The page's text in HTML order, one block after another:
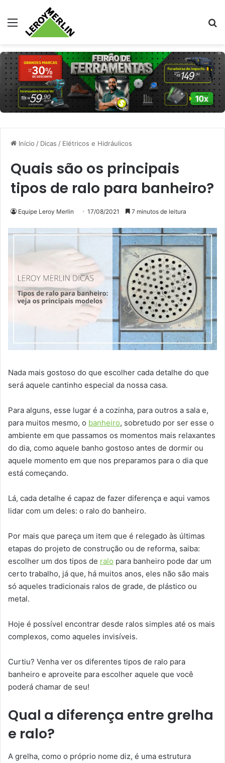
Menu
Início / Dicas / Elétricos e Hidráulicos
Quais são os principais
tipos de ralo para banheiro?
Equipe Leroy Merlin 17/08/2021 7 minutos de leitura
Nada mais gostoso do que escolher cada detalhe do que
será aquele cantinho especial da nossa casa.
Para alguns, esse lugar é a cozinha, para outros a sala e,
para muitos mesmo, o banheiro, sobretudo por ser esse o
ambiente em que passamos os momentos mais relaxantes
do dia, como aquele banho gostoso antes de dormir ou
aquele momento em que nos preparamos para o dia que
está começando.
Lá, cada detalhe é capaz de fazer diferença e aqui vamos
lidar com um deles: o ralo do banheiro.
Por mais que pareça um item que é relegado às últimas
etapas do projeto de construção ou de reforma, saiba:
escolher um dos tipos de ralo para banheiro pode dar um
certo trabalho, já que, há muitos anos, eles não são mais
só aqueles tradicionais ralos de grade, de plástico ou
metal.
Hoje é possível encontrar desde ralos simples até os mais
complexos, como aqueles invisíveis.
Curtiu? Venha ver os diferentes tipos de ralo para
banheiro e aproveite para escolher aquele que você
poderá chamar de seu!
Qual a diferença entre grelha
e ralo?
A grelha, como o próprio nome diz, é uma estrutura